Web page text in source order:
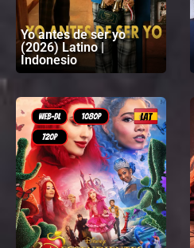
Yo antes de ser yo
(2026) Latino |
Indonesio